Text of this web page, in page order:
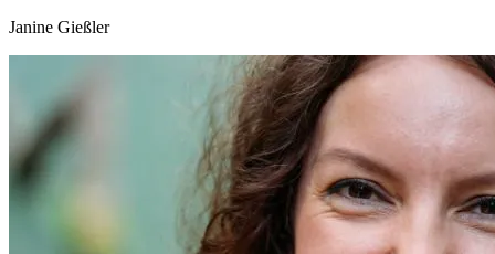
Janine Gießler